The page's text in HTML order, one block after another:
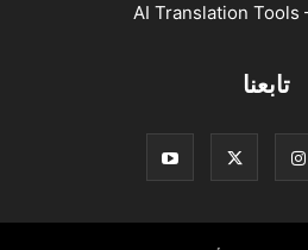
AI Translation Tools
تابعنا